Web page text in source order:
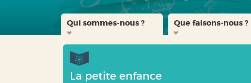
Qui sommes-nous ? Que faisons-nous ?
La petite enfance